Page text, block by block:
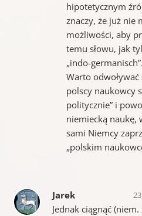
hipotetycznym
znaczy, że już nie
możliwości, aby
temu słowu, jak
„indo-germanisch”.
Warto
polscy naukowcy
politycznie” i
niemiecką naukę,
sami Niemcy
„polskim
Jarek
Jednak ciągnąć